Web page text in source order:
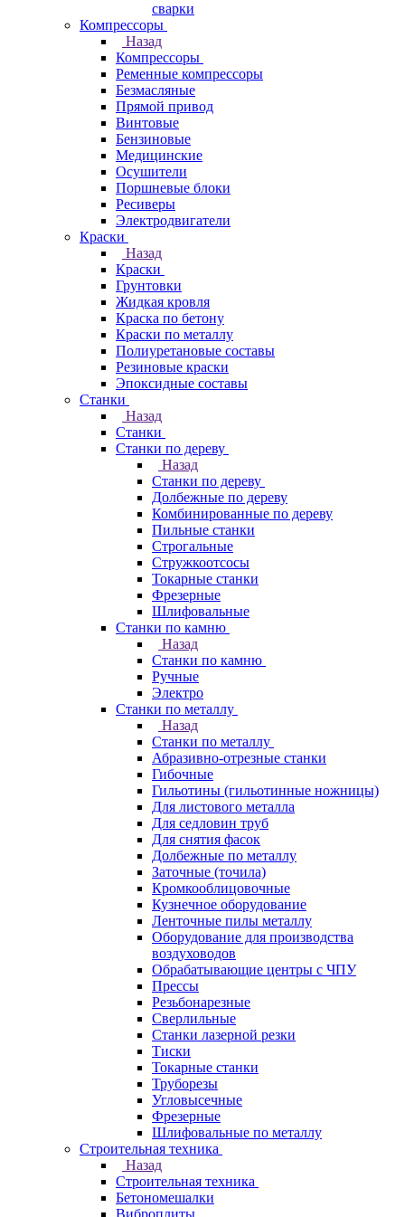
сварки
Компрессоры
Назад
Компрессоры
Ременные компрессоры
Безмасляные
Прямой привод
Винтовые
Бензиновые
Медицинские
Осушители
Поршневые блоки
Ресиверы
Электродвигатели
Краски
Назад
Краски
Грунтовки
Жидкая кровля
Краска по бетону
Краски по металлу
Полиуретановые составы
Резиновые краски
Эпоксидные составы
Станки
Назад
Станки
Станки по дереву
Назад
Станки по дереву
Долбежные по дереву
Комбинированные по дереву
Пильные станки
Строгальные
Стружкоотсосы
Токарные станки
Фрезерные
Шлифовальные
Станки по камню
Назад
Станки по камню
Ручные
Электро
Станки по металлу
Назад
Станки по металлу
Абразивно-отрезные станки
Гибочные
Гильотины (гильотинные ножницы)
Для листового металла
Для седловин труб
Для снятия фасок
Долбежные по металлу
Заточные (точила)
Кромкооблицовочные
Кузнечное оборудование
Ленточные пилы металлу
Оборудование для производства
воздуховодов
Обрабатывающие центры с ЧПУ
Прессы
Резьбонарезные
Сверлильные
Станки лазерной резки
Тиски
Токарные станки
Труборезы
Угловысечные
Фрезерные
Шлифовальные по металлу
Строительная техника
Назад
Строительная техника
Бетономешалки
Виброплиты